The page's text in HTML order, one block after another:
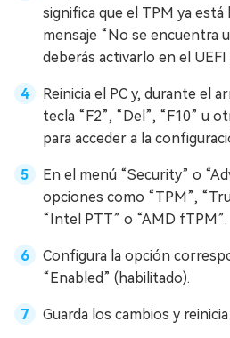
significa que el TPM ya está
mensaje “No se encuentra
deberás activarlo en el UEFI
Reinicia el PC y, durante el
tecla “F2”, “Del”, “F10” u
para acceder a la
En el menú “Security” o
opciones como “TPM”,
“Intel PTT” o “AMD fTPM”.
Configura la opción
“Enabled” (habilitado).
Guarda los cambios y reinicia